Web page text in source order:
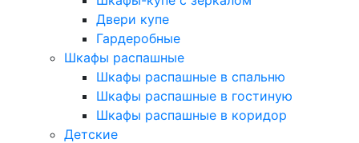
Двери купе
Гардеробные
Шкафы распашные
Шкафы распашные в спальню
Шкафы распашные в гостиную
Шкафы распашные в коридор
Детские